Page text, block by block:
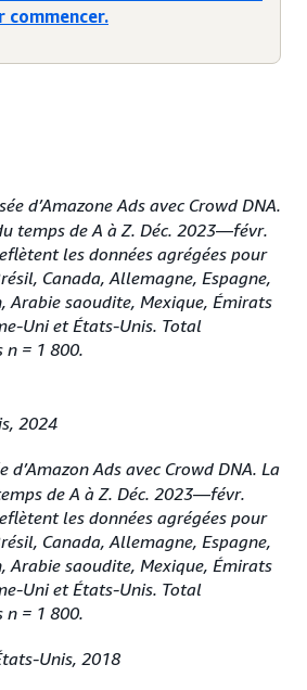
commencer.
d’Amazone Ads avec Crowd DNA.
temps de A à Z. Déc. 2023—févr.
les données agrégées pour
Canada, Allemagne, Espagne,
Arabie saoudite, Mexique, Émirats
Uni et États-Unis. Total
n = 1 800.
2024
d’Amazon Ads avec Crowd DNA. La
de A à Z. Déc. 2023—févr.
les données agrégées pour
Canada, Allemagne, Espagne,
Arabie saoudite, Mexique, Émirats
Uni et États-Unis. Total
n = 1 800.
Unis, 2018